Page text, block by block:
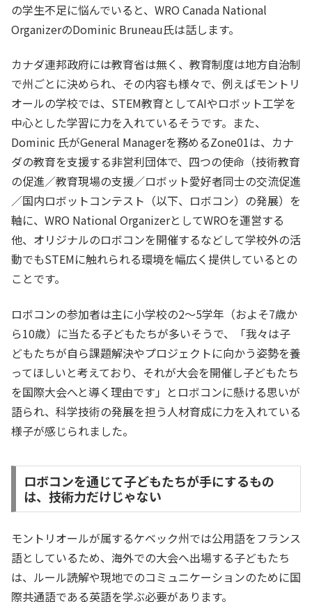
の学生不足に悩んでいると、WRO Canada National
OrganizerのDominic Bruneau氏は話します。
カナダ連邦政府には教育省は無く、教育制度は地方自治制
で州ごとに決められ、その内容も様々で、例えばモントリ
オールの学校では、STEM教育としてAIやロボット工学を
中心とした学習に力を入れているそうです。また、
Dominic 氏がGeneral Managerを務めるZone01は、カナ
ダの教育を支援する非営利団体で、四つの使命（技術教育
の促進／教育現場の支援／ロボット愛好者同士の交流促進
／国内ロボットコンテスト（以下、ロボコン）の発展）を
軸に、WRO National OrganizerとしてWROを運営する
他、オリジナルのロボコンを開催するなどして学校外の活
動でもSTEMに触れられる環境を幅広く提供しているとの
ことです。
ロボコンの参加者は主に小学校の2～5学年（およそ7歳か
ら10歳）に当たる子どもたちが多いそうで、「我々は子
どもたちが自ら課題解決やプロジェクトに向かう姿勢を養
ってほしいと考えており、それが大会を開催し子どもたち
を国際大会へと導く理由です」とロボコンに懸ける思いが
語られ、科学技術の発展を担う人材育成に力を入れている
様子が感じられました。
ロボコンを通じて子どもたちが手にするもの
は、技術力だけじゃない
モントリオールが属するケベック州では公用語をフランス
語としているため、海外での大会へ出場する子どもたち
は、ルール読解や現地でのコミュニケーションのために国
際共通語である英語を学ぶ必要があります。